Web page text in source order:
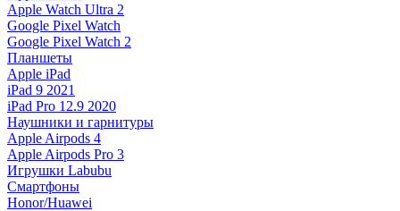
Apple Watch Ultra 2
Google Pixel Watch
Google Pixel Watch 2
Планшеты
Apple iPad
iPad 9 2021
iPad Pro 12.9 2020
Наушники и гарнитуры
Apple Airpods 4
Apple Airpods Pro 3
Игрушки Labubu
Смартфоны
Honor/Huawei